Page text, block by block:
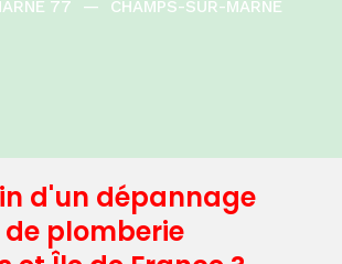
77
— CHAMPS-SUR-MARNE
d'un dépannage
de plomberie